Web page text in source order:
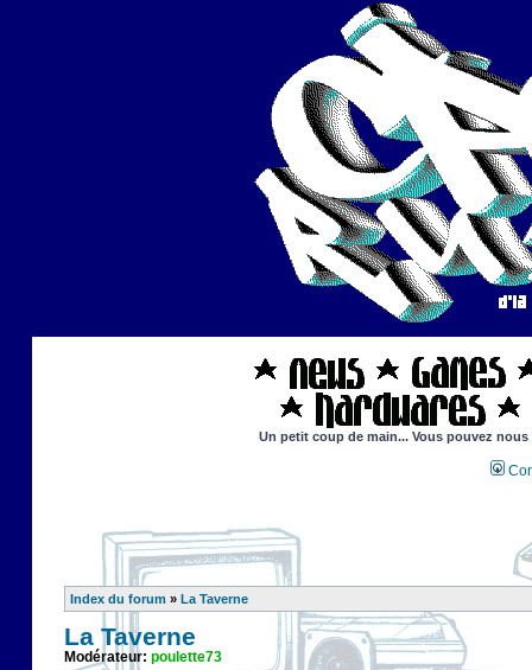
Un petit coup de main... Vous pouvez
Index du forum » La Taverne
La Taverne
Modérateur: poulette73